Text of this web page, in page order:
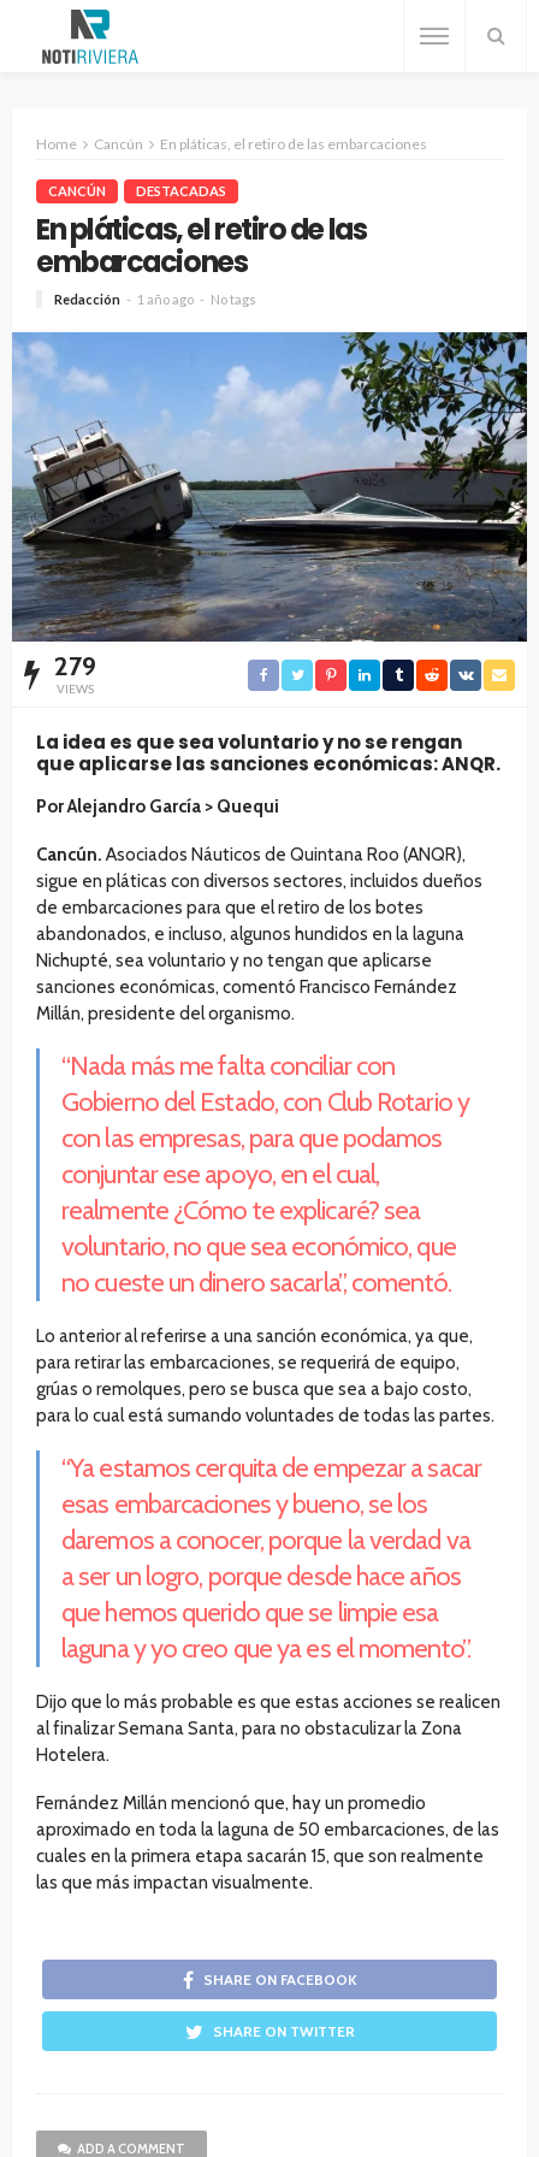
Home Cancún En pláticas, el retiro de las embarcaciones
CANCÚN DESTACADAS
En pláticas, el retiro de las
embarcaciones
Redacción 1 año ago No tags
279
VIEWS
La idea es que sea voluntario y no se rengan
que aplicarse las sanciones económicas: ANQR.
Por Alejandro García > Quequi
Cancún. Asociados Náuticos de Quintana Roo (ANQR),
sigue en pláticas con diversos sectores, incluidos dueños
de embarcaciones para que el retiro de los botes
abandonados, e incluso, algunos hundidos en la laguna
Nichupté, sea voluntario y no tengan que aplicarse
sanciones económicas, comentó Francisco Fernández
Millán, presidente del organismo.
“Nada más me falta conciliar con
Gobierno del Estado, con Club Rotario y
con las empresas, para que podamos
conjuntar ese apoyo, en el cual,
realmente ¿Cómo te explicaré? sea
voluntario, no que sea económico, que
no cueste un dinero sacarla”, comentó.
Lo anterior al referirse a una sanción económica, ya que,
para retirar las embarcaciones, se requerirá de equipo,
grúas o remolques, pero se busca que sea a bajo costo,
para lo cual está sumando voluntades de todas las partes.
“Ya estamos cerquita de empezar a sacar
esas embarcaciones y bueno, se los
daremos a conocer, porque la verdad va
a ser un logro, porque desde hace años
que hemos querido que se limpie esa
laguna y yo creo que ya es el momento”.
Dijo que lo más probable es que estas acciones se realicen
al finalizar Semana Santa, para no obstaculizar la Zona
Hotelera.
Fernández Millán mencionó que, hay un promedio
aproximado en toda la laguna de 50 embarcaciones, de las
cuales en la primera etapa sacarán 15, que son realmente
las que más impactan visualmente.
SHARE ON FACEBOOK
SHARE ON TWITTER
ADD A COMMENT